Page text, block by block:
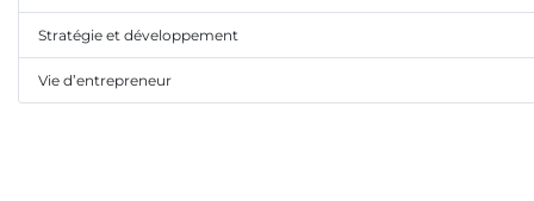
Stratégie et développement
Vie d’entrepreneur